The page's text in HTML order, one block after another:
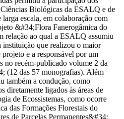
Biológicas da ESALQ e de
escala, em colaboração com
&#34;Flora Fanerogâmica do
relação ao qual a ESALQ assumiu
instituição que realizou o maior
e a responsável por um
no recém-publicado volume 2 da
(12 das 57 monografias). Além
também a condução, como
diretamente ligados às áreas de
de Ecossistemas, como ocorre
das Formações Florestais do
de Parcelas Permanentes&#34;